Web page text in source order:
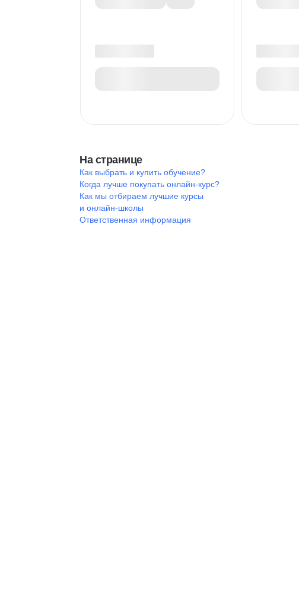
На странице
Как выбрать и купить обучение?
Когда лучше покупать онлайн-курс?
Как мы отбираем лучшие курсы
и онлайн-школы
Ответственная информация